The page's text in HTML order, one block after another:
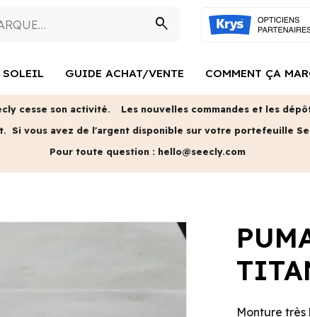
search
SOLEIL GUIDE ACHAT/VENTE COMMENT ÇA
cesse son activité.
Les nouvelles commandes et les
Si vous avez de l'argent disponible sur votre portefeuille
Pour toute question : hello@seecly.com
Monture